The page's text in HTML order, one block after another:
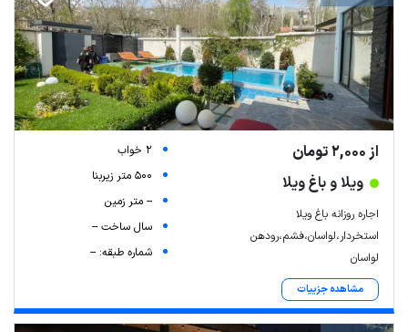
از 2,000 تومان
ویلا و باغ ویلا
اجاره روزانه باغ ویلا
استخردار،لواسان،فشم،رودهن
لواسان
مشاهده جزییات
2 خواب
500 متر زیربنا
-- متر زمین
سال ساخت --
شماره طبقه: --